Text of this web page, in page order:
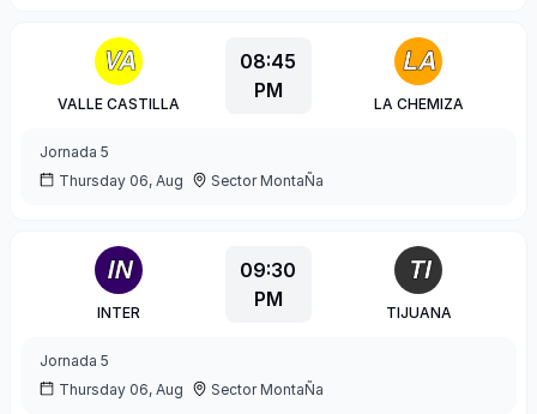
VALLE CASTILLA
08:45
PM
LA CHEMIZA
Jornada 5
Thursday 06, Aug
Sector MontaÑa
INTER
09:30
PM
TIJUANA
Jornada 5
Thursday 06, Aug
Sector MontaÑa